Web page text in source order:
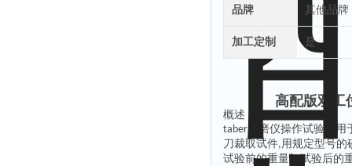
品牌 其他品牌
加工定制 是
高配版双工
概述：
taber耐磨仪操作试验适用
刀裁取试件,用规定型号的
试验前的重量与试验后的